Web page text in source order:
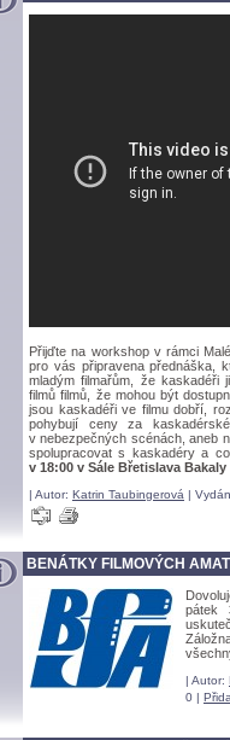
Přijďte na workshop v rámci
pro vás připravena přednáška,
mladým filmařům, že kaskadéři
filmů filmů, že mohou být
jsou kaskadéři ve filmu dobří,
pohybují ceny za
v nebezpečných scénách, aneb
spolupracovat s kaskadéry a
v 18:00 v Sále Břetislava Bakaly
| Autor: Katrin Taubingerov |
BENÁTKY FILMOVÝCH
pátek
| Autor:
0 |